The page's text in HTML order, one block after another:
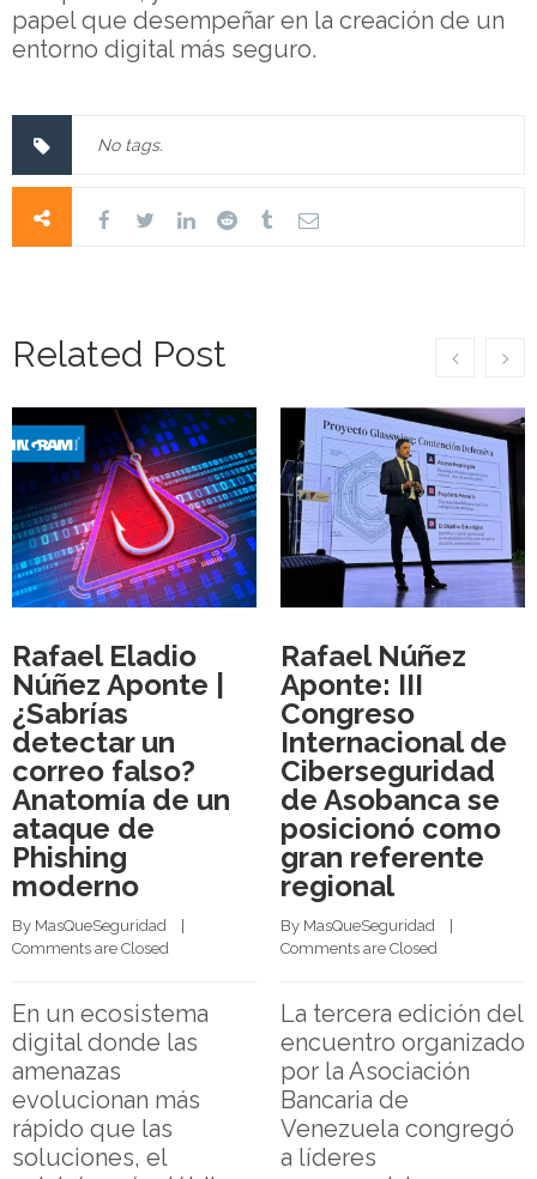
papel que desempeñar en la creación de un
entorno digital más seguro.
No tags.
Related Post
Rafael Eladio
Núñez Aponte |
¿Sabrías
detectar un
correo falso?
Anatomía de un
ataque de
Phishing
moderno
By MasQueSeguridad
Comments are Closed
En un ecosistema
digital donde las
amenazas
evolucionan más
rápido que las
soluciones, el
Rafael Núñez
Aponte: III
Congreso
Internacional de
Ciberseguridad
de Asobanca se
posicionó como
gran referente
regional
By MasQueSeguridad
Comments are Closed
La tercera edición del
encuentro organizado
por la Asociación
Bancaria de
Venezuela congregó
a líderes